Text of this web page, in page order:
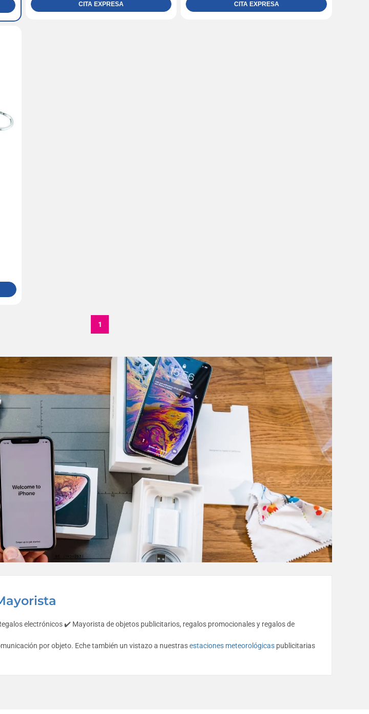
electrónicos ✔️ Mayorista de objetos publicitarios, regalos promocionales y regalos de
por objeto. Eche también un vistazo a nuestrasestaciones meteorológicas publicitarias
CITA EXPRESA CITA EXPRESA
1